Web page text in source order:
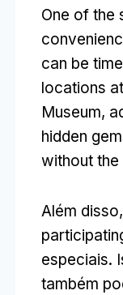
One of the
can be
locations
Museum,
hidden
without
Além disso,
especiais.
também